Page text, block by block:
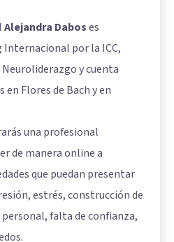
Alejandra Daboses
Internacional por la ICC,
y cuenta
Flores de Bach y en
una profesional
de manera online a
que puedan presentar
estrés, construcción de
falta de confianza,